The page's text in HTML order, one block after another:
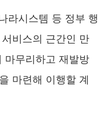
라시스템 등 정부 행
비스의 근간인 만
마무리하고 재발방
마련해 이행할 계